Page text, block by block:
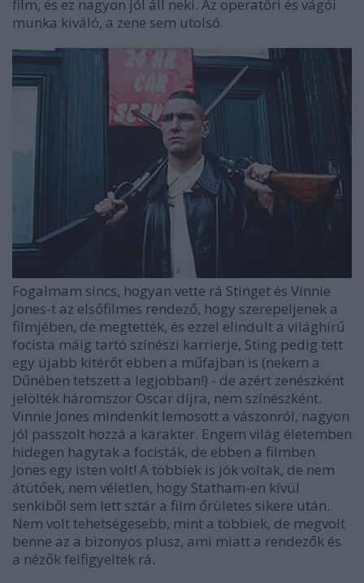
film, és ez nagyon jól áll neki. Az operatőri és vágói
munka kiváló, a zene sem utolsó.
Fogalmam sincs, hogyan vette rá Stinget és Vinnie
Jones-t az elsőfilmes rendező, hogy szerepeljenek a
filmjében, de megtették, és ezzel elindult a világhírű
focista máig tartó színészi karrierje, Sting pedig tett
egy újabb kitérőt ebben a műfajban is (nekem a
Dűnében tetszett a legjobban!) - de azért zenészként
jelölték háromszor Oscar díjra, nem színészként.
Vinnie Jones mindenkit lemosott a vászonról, nagyon
jól passzolt hozzá a karakter. Engem világ életemben
hidegen hagytak a focisták, de ebben a filmben
Jones egy isten volt! A többiek is jók voltak, de nem
átütőek, nem véletlen, hogy Statham-en kívül
senkiből sem lett sztár a film őrületes sikere után.
Nem volt tehetségesebb, mint a többiek, de megvolt
benne az a bizonyos plusz, ami miatt a rendezők és
a nézők felfigyeltek rá.